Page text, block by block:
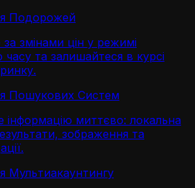
Подорожей
за змінами цін у режимі
часу та залишайтеся в курсі
Пошукових Систем
інформацію миттєво: локальна
зображення та
Мультиакаунтингу